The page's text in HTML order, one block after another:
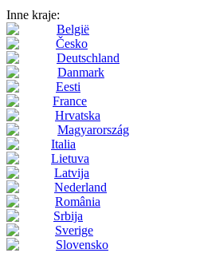
Inne kraje:
België
Česko
Deutschland
Danmark
Eesti
France
Hrvatska
Magyarország
Italia
Lietuva
Latvija
Nederland
România
Srbija
Sverige
Slovensko